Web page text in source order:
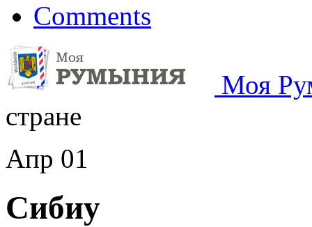
Comments
Моя
стране
Апр 01
Сибиу